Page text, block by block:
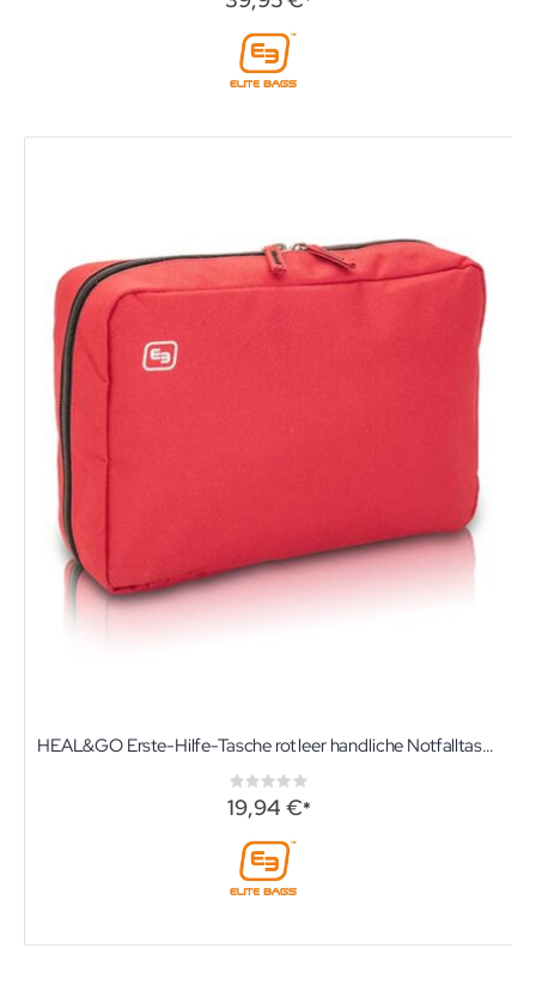
HEAL&GO Erste-Hilfe-Tasche rot leer handliche Notfalltasche von Elite-Bags im DIN A4 Format
Rating:
0%
19,94 €